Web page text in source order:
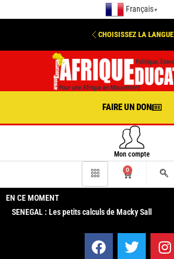
Français ▼
CHOISISSEZ LA LANGUE
FAIRE UN DON
Mon compte
0
EN CE MOMENT
SENEGAL : Les petits calculs de Macky Sall